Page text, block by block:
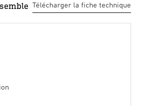
Télécharger la fiche technique